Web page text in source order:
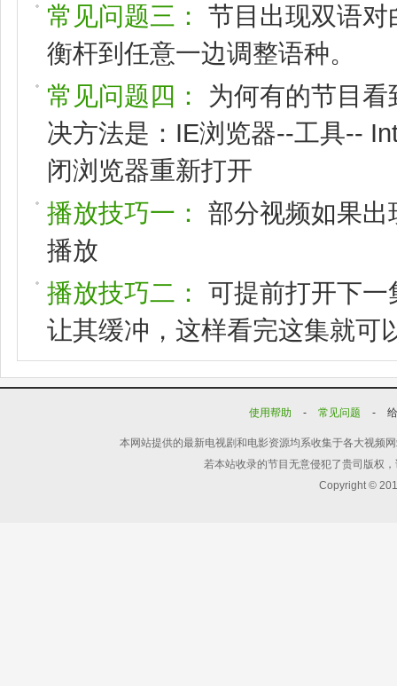
常见问题三：
节目出现双语
衡杆到任意一边调整语种。
常见问题四：
为何有的节目
决方法是：IE浏览器--工具--
闭浏览器重新打开
播放技巧一：
部分视频如果
播放
播放技巧二：
可提前打开下
让其缓冲，这样看完这集就可
使用帮助 - 常见问题 -
本网站提供的最新电视剧和电影资源均系收集于各大视频
若本站收录的节目无意侵犯了贵司版权
Copyright ©